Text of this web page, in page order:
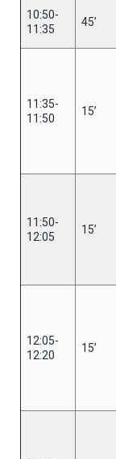
10:50-
11:35
45’
11:35-
11:50
15’
11:50-
12:05
15’
12:05-
12:20
15’